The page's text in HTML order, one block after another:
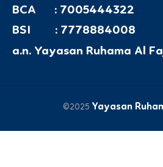
BCA : 7005444322
BSI : 7778884008
a.n. Yayasan Ruhama Al
©2025 Yayasan